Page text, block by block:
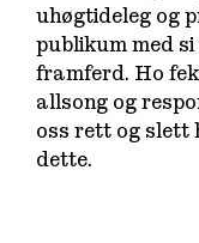
uhøgtideleg og
publikum med
framferd. Ho
allsong og
oss rett og slett
dette.